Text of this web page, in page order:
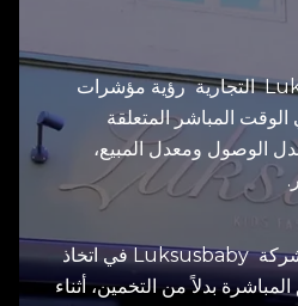
أرادت محلات Luksusbaby التجارية رؤية مؤشرات
الوقت المباشر المتعلقة
الوصول ومعدل المبيع،
ساعد الحل الذي نقدمه لشركة Luksusbaby في اتخاذ
بدلاً من التخمين، أثناء